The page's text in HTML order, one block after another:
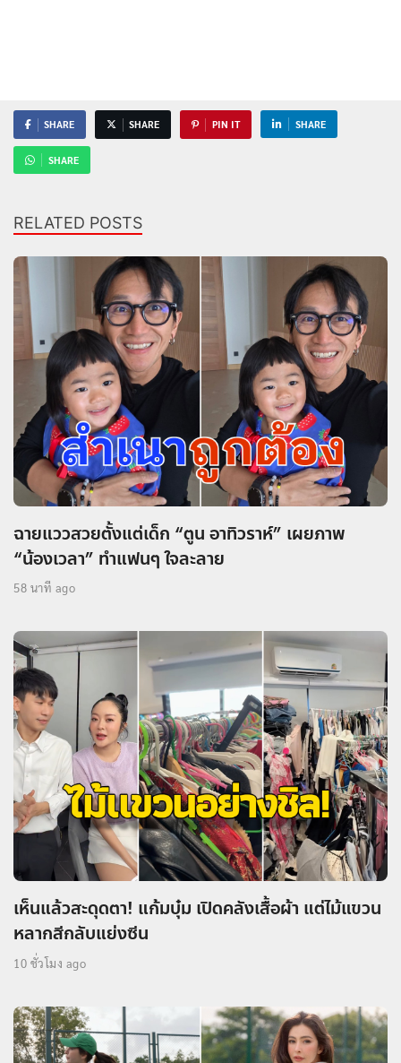
SHARE SHARE PIN IT SHARE
SHARE
RELATED POSTS
ฉายแววสวยตั้งแต่เด็ก “ตูน อาทิวราห์” เผยภาพ
“น้องเวลา” ทำแฟนๆ ใจละลาย
58 นาที ago
เห็นแล้วสะดุดตา! แก้มบุ๋ม เปิดคลังเสื้อผ้า แต่ไม้แขวน
หลากสีกลับแย่งซีน
10 ชั่วโมง ago